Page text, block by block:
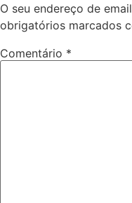
O seu endereço de
obrigatórios marcados
Comentário *